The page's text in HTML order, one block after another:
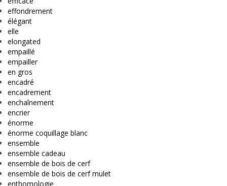
effondrement
élégant
elle
elongated
empaillé
empailler
en gros
encadré
encadrement
enchaînement
encrier
énorme
énorme coquillage blanc
ensemble
ensemble cadeau
ensemble de bois de cerf
ensemble de bois de cerf mulet
enthomologie